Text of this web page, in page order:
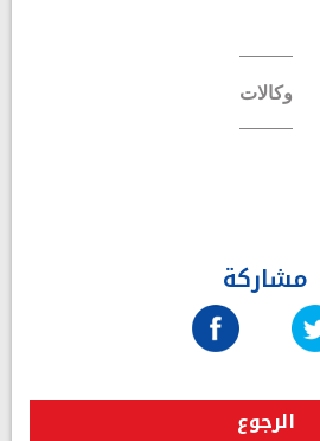
وكالات
مشاركة
الرجوع